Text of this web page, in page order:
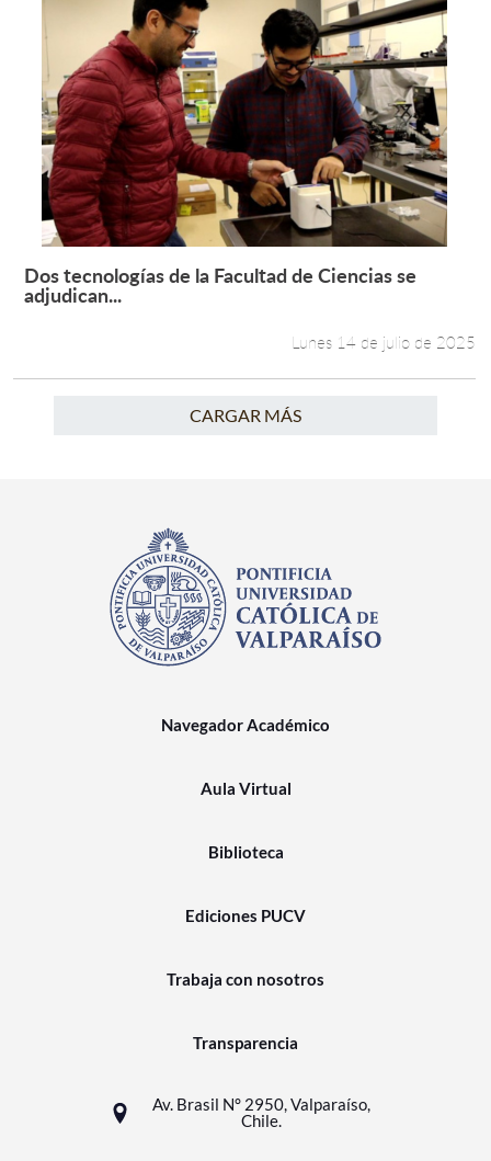
Leer más +
Dos tecnologías de la Facultad de Ciencias se
adjudican...
Lunes 14 de julio de 2025
CARGAR MÁS
Navegador Académico
Aula Virtual
Biblioteca
Ediciones PUCV
Trabaja con nosotros
Transparencia
Av. Brasil N° 2950, Valparaíso,
Chile.